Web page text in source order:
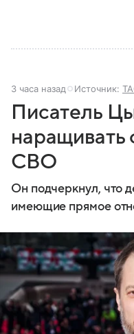
3 часа назад Источник:
Писатель
СВО
Он подчеркнул, что
имеющие прямое